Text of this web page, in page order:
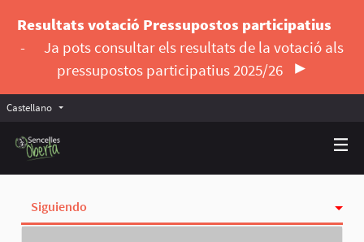
Resultats votació Pressupostos participatius
-
Ja pots consultar els resultats de la votació als
pressupostos participatius 2025/26
Castellano Triar la llengua
Siguiendo